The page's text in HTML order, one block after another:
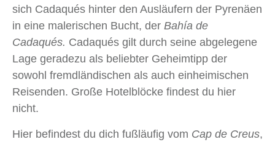
sich Cadaqués hinter den Ausläufern der Pyrenäen
in eine malerischen Bucht, der Bahía de
Cadaqués. Cadaqués gilt durch seine abgelegene
Lage geradezu als beliebter Geheimtipp der
sowohl fremdländischen als auch einheimischen
Reisenden. Große Hotelblöcke findest du hier
nicht.
Hier befindest du dich fußläufig vom Cap de Creus,